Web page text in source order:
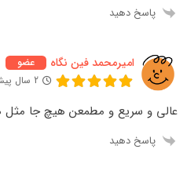
پاسخ دهید
امیرمحمد فین نگاه
عضو
2 سال پیش
عالی و سریع و مطمعن هیچ جا مثل
پاسخ دهید